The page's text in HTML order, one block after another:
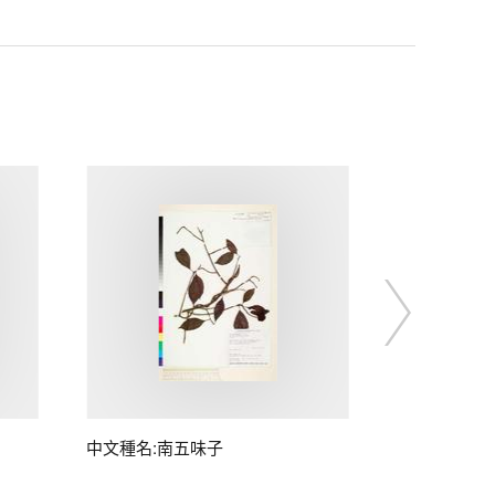
中文種名:南五味子